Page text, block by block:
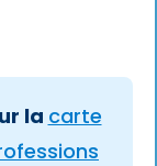
la carte